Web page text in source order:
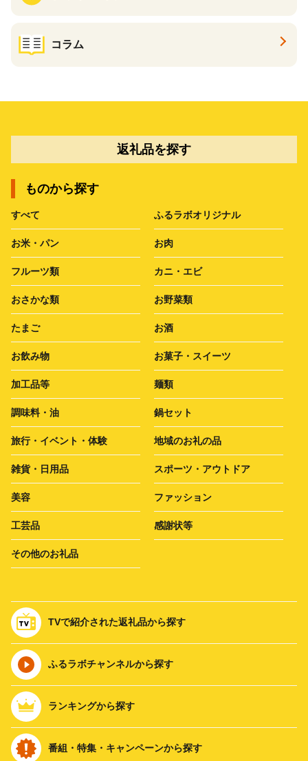
コラム
返礼品を探す
ものから探す
すべて ふるラボオリジナル
お米・パン お肉
フルーツ類 カニ・エビ
おさかな類 お野菜類
たまご お酒
お飲み物 お菓子・スイーツ
加工品等 麺類
調味料・油 鍋セット
旅行・イベント・体験 地域のお礼の品
雑貨・日用品 スポーツ・アウトドア
美容 ファッション
工芸品 感謝状等
その他のお礼品
TVで紹介された返礼品から探す
ふるラボチャンネルから探す
ランキングから探す
番組・特集・キャンペーンから探す